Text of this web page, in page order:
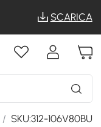
SCARICA
/ SKU:312-106V80BU